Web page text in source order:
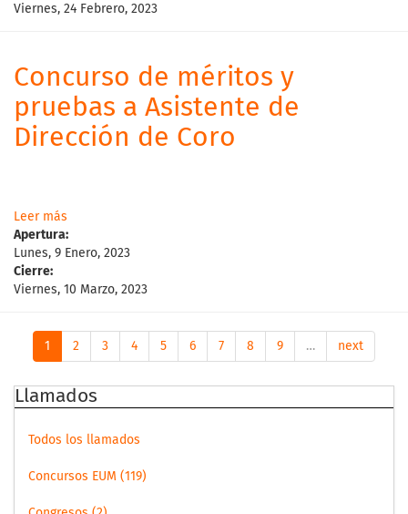
Viernes, 24 Febrero, 2023
Concurso de méritos y
pruebas a Asistente de
Dirección de Coro
Leer más
Apertura:
Lunes, 9 Enero, 2023
Cierre:
Viernes, 10 Marzo, 2023
1 2 3 4 5 6 7 8 9 … next
Llamados
Todos los llamados
Concursos EUM (119)